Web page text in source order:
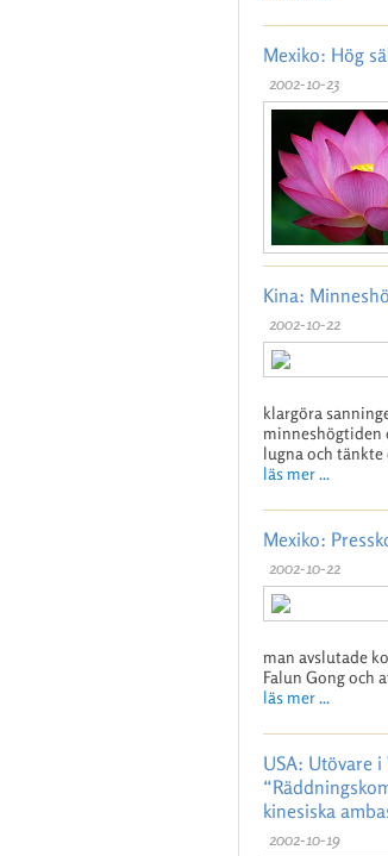
Mexiko: Hög
2002-10-23
Kina:
2002-10-22
klargöra
minneshögtiden
lugna och
läs mer ...
Mexiko:
2002-10-22
man avslutade
Falun Gong och
läs mer ...
USA: Utövare
kinesiska
2002-10-19